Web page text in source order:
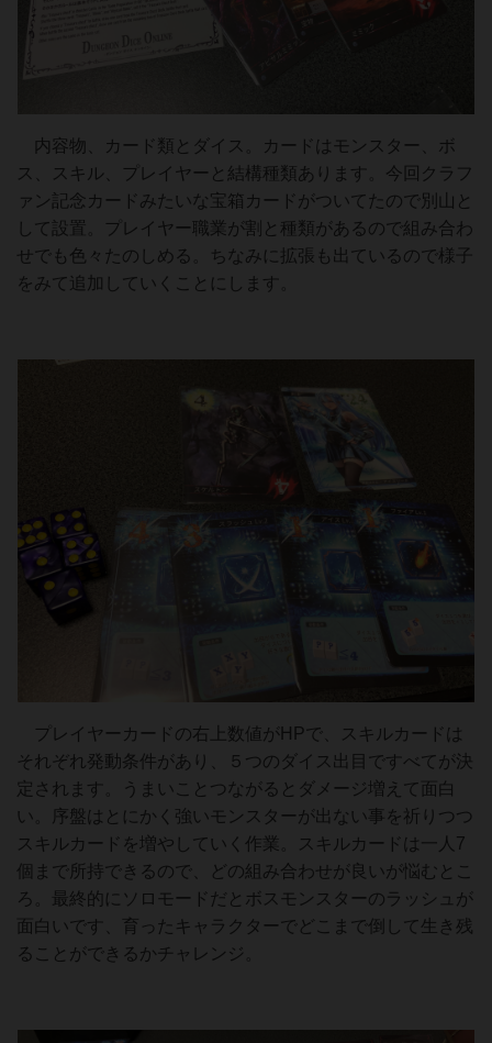
内容物、カード類とダイス。カードはモンスター、ボ
ス、スキル、プレイヤーと結構種類あります。今回クラフ
ァン記念カードみたいな宝箱カードがついてたので別山と
して設置。プレイヤー職業が割と種類があるので組み合わ
せでも色々たのしめる。ちなみに拡張も出ているので様子
をみて追加していくことにします。
プレイヤーカードの右上数値がHPで、スキルカードは
それぞれ発動条件があり、５つのダイス出目ですべてが決
定されます。うまいことつながるとダメージ増えて面白
い。序盤はとにかく強いモンスターが出ない事を祈りつつ
スキルカードを増やしていく作業。スキルカードは一人7
個まで所持できるので、どの組み合わせが良いが悩むとこ
ろ。最終的にソロモードだとボスモンスターのラッシュが
面白いです、育ったキャラクターでどこまで倒して生き残
ることができるかチャレンジ。